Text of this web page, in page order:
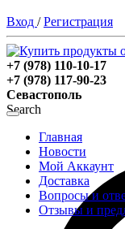
Вход /Регистрация
+7 (978) 110-10-17
+7 (978) 117-90-23
Севастополь
Search
Главная
Новости
Мой Аккаунт
Доставка
Вопросы и
Отзывы и